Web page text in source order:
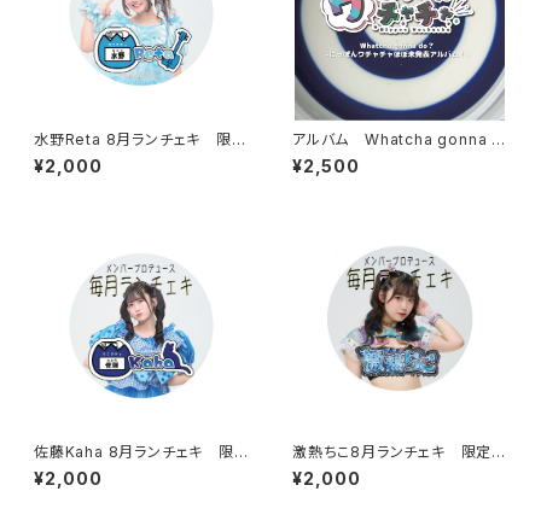
水野Reta 8月ランチェキ 限定
150枚
¥2,000
アルバム Whatcha gonna d
o?
¥2,500
佐藤Kaha 8月ランチェキ 限
定150枚
¥2,000
激熱ちこ8月ランチェキ 限定1
50枚
¥2,000